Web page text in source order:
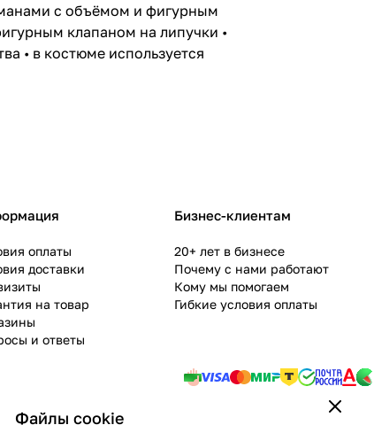
с объёмом и фигурным
клапаном на липучки •
• в костюме используется
оплаты
доставки
на товар
и ответы
Бизнес-клиентам
20+ лет в бизнесе
Почему с нами работают
Кому мы помогаем
Гибкие условия оплаты
Файлы cookie